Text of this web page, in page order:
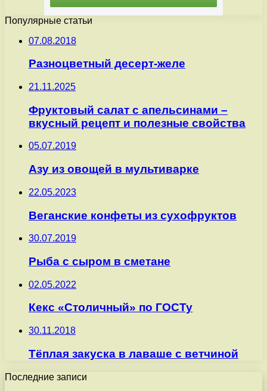
Популярные статьи
07.08.2018
Разноцветный десерт-желе
21.11.2025
Фруктовый салат с апельсинами –
вкусный рецепт и полезные свойства
05.07.2019
Азу из овощей в мультиварке
22.05.2023
Веганские конфеты из сухофруктов
30.07.2019
Рыба с сыром в сметане
02.05.2022
Кекс «Столичный» по ГОСТу
30.11.2018
Тёплая закуска в лаваше с ветчиной
Последние записи